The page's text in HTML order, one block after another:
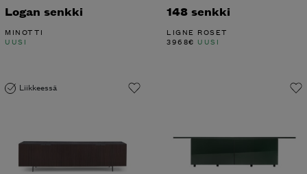
Logan senkki
MINOTTI
UUSI
148 senkki
LIGNE ROSET
3968€ UUSI
Liikkeessä